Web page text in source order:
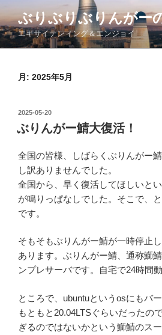
ン
テ
ン
ぶりぶりぶりんがー
エキサイテンィング＆エンジョイ
月: 2025年5月
投
稿
日:
2025-05-20
ぶりんがー鯖大復活！
全国の皆様、しばらくぶりんがー
し訳ありませんでした。
全国から、早く復活してほしいと
が鳴りっぱなしでした。そこで、
です。
そもそもぶりんがー鯖が一時停止
あります。ぶりんがー鯖、通称鰤
ンプレサーバです。自宅で24時間
ところで、ubuntuというosにもバ
もともと20.04LTSぐらいだったの
ぎるのではないかという鰤鯖のス